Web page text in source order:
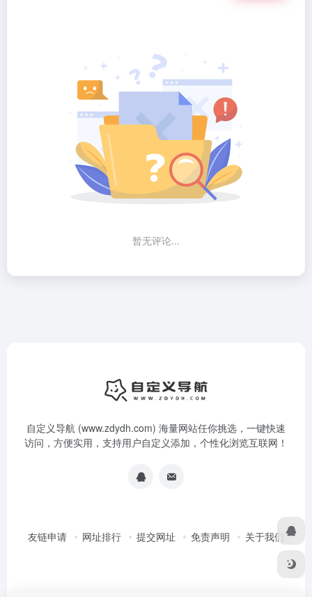
暂无评论...
自定义导航 (www.zdydh.com) 海量网站任你挑选，一键快速
访问，方便实用，支持用户自定义添加，个性化浏览互联网！
友链申请 网址排行 提交网址 免责声明 关于我们